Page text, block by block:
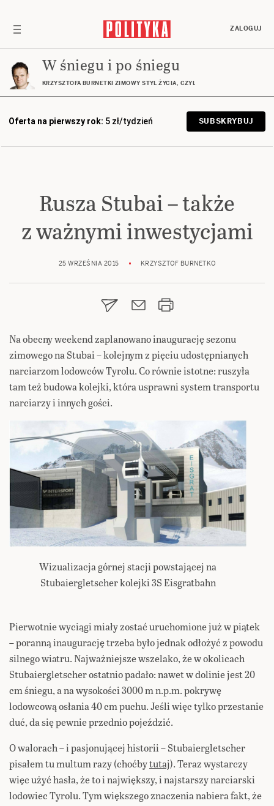
ZALOGUJ
W śniegu i po śniegu
KRZYSZTOFA BURNETKI ZIMOWY STYL ŻYCIA, CZYLI GÓRY, NARTY, DESKA… I
Oferta na pierwszy rok: 5 zł/tydzień SUBSKRYBUJ
Rusza Stubai – także
z ważnymi inwestycjami
25 WRZEŚNIA 2015 KRZYSZTOF BURNETKO
Na obecny weekend zaplanowano inaugurację sezonu
zimowego na Stubai – kolejnym z pięciu udostępnianych
narciarzom lodowców Tyrolu. Co równie istotne: ruszyła
tam też budowa kolejki, która usprawni system transportu
narciarzy i innych gości.
Wizualizacja górnej stacji powstającej na
Stubaiergletscher kolejki 3S Eisgratbahn
Pierwotnie wyciągi miały zostać uruchomione już w piątek
– poranną inaugurację trzeba było jednak odłożyć z powodu
silnego wiatru. Najważniejsze wszelako, że w okolicach
Stubaiergletscher ostatnio padało: nawet w dolinie jest 20
cm śniegu, a na wysokości 3000 m n.p.m. pokrywę
lodowcową osłania 40 cm puchu. Jeśli więc tylko przestanie
duć, da się pewnie przednio pojeździć.
O walorach – i pasjonującej historii – Stubaiergletscher
pisałem tu multum razy (choćbytutaj). Teraz wystarczy
więc użyć hasła, że to i największy, i najstarszy narciarski
lodowiec Tyrolu. Tym większego znaczenia nabiera fakt, że